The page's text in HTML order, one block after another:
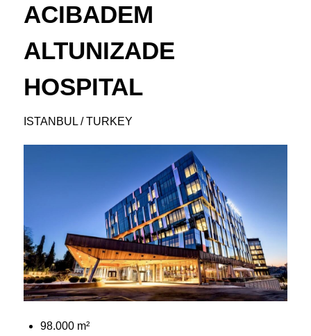
ACIBADEM
ALTUNIZADE
HOSPITAL
ISTANBUL / TURKEY
98.000 m²